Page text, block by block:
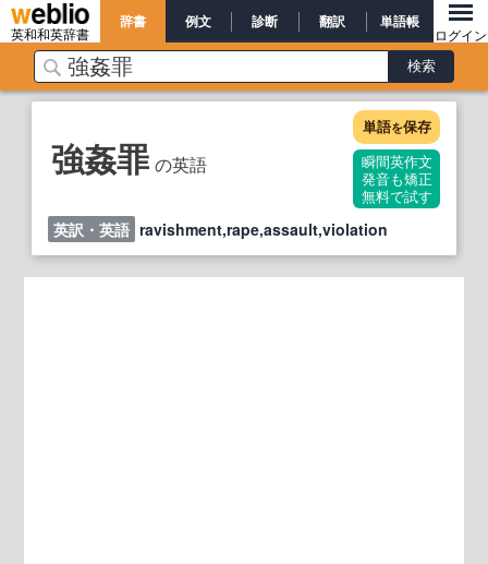
英和和英辞書
辞書 例文 診断 翻訳 単語帳
ログイン
強姦罪 の英語
単語を保存
瞬間英作文
発音も矯正
無料で試す
英訳・英語 ravishment,rape,assault,violation